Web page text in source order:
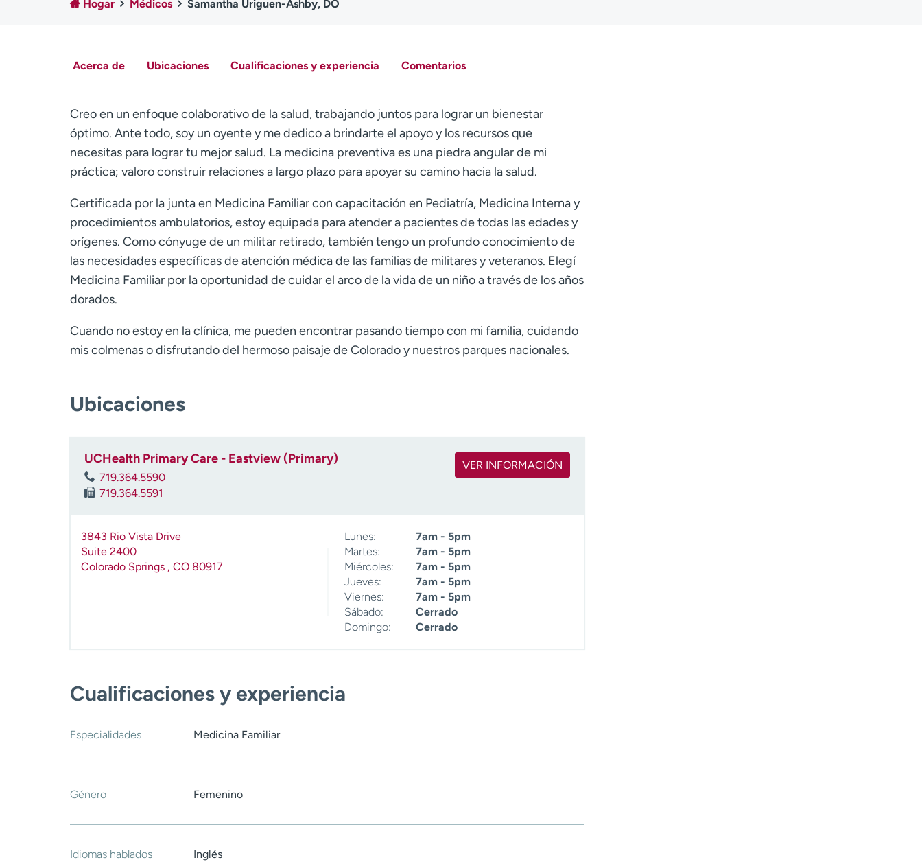
Hogar Médicos Samantha Uriguen-Ashby, DO
Acerca de Ubicaciones Cualificaciones y experiencia Comentarios
Creo en un enfoque colaborativo de la salud, trabajando juntos para lograr un bienestar
óptimo. Ante todo, soy un oyente y me dedico a brindarte el apoyo y los recursos que
necesitas para lograr tu mejor salud. La medicina preventiva es una piedra angular de mi
práctica; valoro construir relaciones a largo plazo para apoyar su camino hacia la salud.
Certificada por la junta en Medicina Familiar con capacitación en Pediatría, Medicina Interna y
procedimientos ambulatorios, estoy equipada para atender a pacientes de todas las edades y
orígenes. Como cónyuge de un militar retirado, también tengo un profundo conocimiento de
las necesidades específicas de atención médica de las familias de militares y veteranos. Elegí
Medicina Familiar por la oportunidad de cuidar el arco de la vida de un niño a través de los años
dorados.
Cuando no estoy en la clínica, me pueden encontrar pasando tiempo con mi familia, cuidando
mis colmenas o disfrutando del hermoso paisaje de Colorado y nuestros parques nacionales.
Ubicaciones
UCHealth Primary Care - Eastview (Primary)
719.364.5590
719.364.5591
VER INFORMACIÓN
3843 Rio Vista Drive
Suite 2400
Colorado Springs , CO 80917
Lunes:
7am - 5pm
Martes:
7am - 5pm
Miércoles:
7am - 5pm
Jueves:
7am - 5pm
Viernes:
7am - 5pm
Sábado:
Cerrado
Domingo:
Cerrado
Cualificaciones y experiencia
Especialidades Medicina Familiar
Género Femenino
Idiomas hablados Inglés